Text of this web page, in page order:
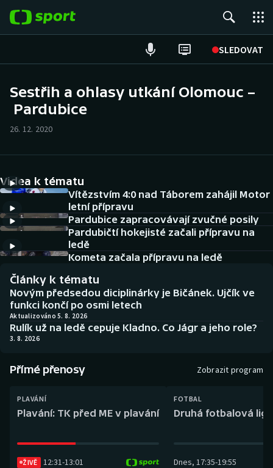
SLEDOVAT
Hokej
Cyklistika
DALŠÍ SPORTY
Americký fotbal
Baseball a softbal
Basketbal
Biatlon
Boby a skeleton
Box
Dostihy
NEPŘEHLÉDNĚTE
Soutěže
Historické návraty
Aplikace ČT sport
AZ kvíz
Sestřih a ohlasy utkání Olomouc –
Pardubice
26. 12. 2020
Videa k tématu
Vítězstvím 4:0 nad Táborem zahájil Motor
letní přípravu
Pardubice zapracovávají zvučné posily
Pardubičtí hokejisté začali přípravu na
ledě
Kometa začala přípravu na ledě
Články k tématu
Novým předsedou diciplinárky je Bičánek. Ujčík ve
funkci končí po osmi letech
Aktualizováno 5. 8. 2026
Rulík už na ledě cepuje Kladno. Co Jágr a jeho role?
3. 8. 2026
Přímé přenosy Zobrazit program
PLAVÁNÍ
Plavání: TK před ME v plavání
ŽIVĚ 12:31-13:01
FOTBAL
Druhá fotbalová
Dnes, 17:35-19:55